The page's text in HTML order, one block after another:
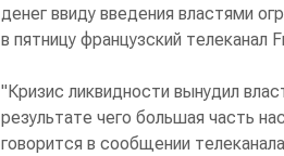
денег ввиду введения властями
в пятницу французский телеканал
"Кризис ликвидности вынудил
результате чего большая часть
говорится в сообщении